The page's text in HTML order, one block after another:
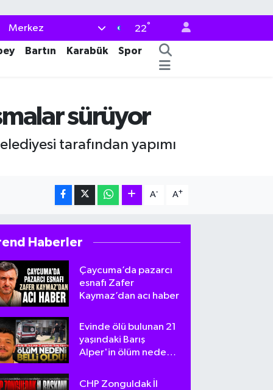
Merkez 22°
Bartın Karabük
Spor
sürüyor
tarafından yapımı
A- A+
Haberler
Çaycuma’da pazarcı
esnafı Zafer
Kaymaz’dan acı haber
Evinde ölü bulunan 21
yaşındaki Barış
Alper'in ölüm nedeni
CHP Zonguldak İl